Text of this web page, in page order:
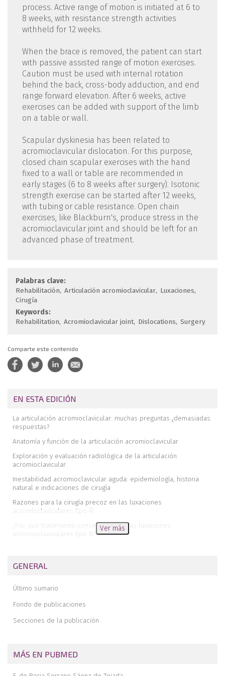
process. Active range of motion is initiated at 6 to
8 weeks, with resistance strength activities
withheld for 12 weeks.
When the brace is removed, the patient can start
with passive assisted range of motion exercises.
Caution must be used with internal rotation
behind the back, cross-body adduction, and end
range forward elevation. After 6 weeks, active
exercises can be added with support of the limb
on a table or wall.
Scapular dyskinesia has been related to
acromioclavicular dislocation. For this purpose,
closed chain scapular exercises with the hand
fixed to a wall or table are recommended in
early stages (6 to 8 weeks after surgery). Isotonic
strength exercise can be started after 12 weeks,
with tubing or cable resistance. Open chain
exercises, like Blackburn's, produce stress in the
acromioclavicular joint and should be left for an
advanced phase of treatment.
Palabras clave:
Rehabilitación Articulación acromioclavicular Luxaciones
Cirugía
Keywords:
Rehabilitation Acromioclavicular joint Dislocations Surgery
Comparte este contenido
EN ESTA EDICIÓN
La articulación acromioclavicular: muchas preguntas ¿demasiadas
respuestas?
Anatomía y función de la articulación acromioclavicular
Exploración y evaluación radiológica de la articulación
acromioclavicular
Inestabilidad acromioclavicular aguda: epidemiología, historia
natural e indicaciones de cirugía
Razones para la cirugía precoz en las luxaciones
acromioclaviculares tipo iii
¿Por qué tratamiento conservador de las luxaciones
acromioclaviculares tipo III?
Manejo de la inestabilidad acromioclavicular crónica
Enfermedad acromioclavicular en el paciente joven
Patología degenerativa de la articulación acromioclavicular
Papel de la disfunción escapulotorácica en la afección de la
acromioclavicular
Ver más
GENERAL
Último sumario
Fondo de publicaciones
Secciones de la publicación
MÁS EN PUBMED